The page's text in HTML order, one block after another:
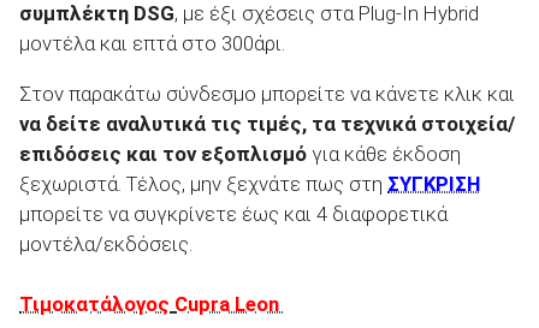
ΑΝΑΖΗΤΗΣΗ
συμπλέκτη DSG, με έξι σχέσεις στα Plug-In Hybrid
μοντέλα και επτά στο 300άρι.
Στον παρακάτω σύνδεσμο μπορείτε να κάνετε κλικ και
να δείτε αναλυτικά τις τιμές, τα τεχνικά στοιχεία/
επιδόσεις και τον εξοπλισμό για κάθε έκδοση
ξεχωριστά. Τέλος, μην ξεχνάτε πως στη ΣΥΓΚΡΙΣΗ
μπορείτε να συγκρίνετε έως και 4 διαφορετικά
μοντέλα/εκδόσεις.
Τιμοκατάλογος Cupra Leon